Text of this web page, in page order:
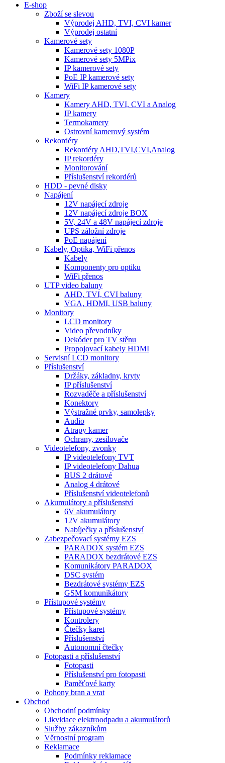
E-shop
Zboží se slevou
Výprodej AHD, TVI, CVI kamer
Výprodej ostatní
Kamerové sety
Kamerové sety 1080P
Kamerové sety 5MPix
IP kamerové sety
PoE IP kamerové sety
WiFi IP kamerové sety
Kamery
Kamery AHD, TVI, CVI a Analog
IP kamery
Termokamery
Ostrovní kamerový systém
Rekordéry
Rekordéry AHD,TVI,CVI,Analog
IP rekordéry
Monitorování
Příslušenství rekordérů
HDD - pevné disky
Napájení
12V napájecí zdroje
12V napájecí zdroje BOX
5V, 24V a 48V napájecí zdroje
UPS záložní zdroje
PoE napájení
Kabely, Optika, WiFi přenos
Kabely
Komponenty pro optiku
WiFi přenos
UTP video baluny
AHD, TVI, CVI baluny
VGA, HDMI, USB baluny
Monitory
LCD monitory
Video převodníky
Dekóder pro TV stěnu
Propojovací kabely HDMI
Servisní LCD monitory
Příslušenství
Držáky, základny, kryty
IP příslušenství
Rozvaděče a příslušenství
Konektory
Výstražné prvky, samolepky
Audio
Atrapy kamer
Ochrany, zesilovače
Videotelefony, zvonky
IP videotelefony TVT
IP videotelefony Dahua
BUS 2 drátové
Analog 4 drátové
Příslušenství videotelefonů
Akumulátory a příslušenství
6V akumulátory
12V akumulátory
Nabíječky a příslušenství
Zabezpečovací systémy EZS
PARADOX systém EZS
PARADOX bezdrátové EZS
Komunikátory PARADOX
DSC systém
Bezdrátové systémy EZS
GSM komunikátory
Přístupové systémy
Přístupové systémy
Kontrolery
Čtečky karet
Příslušenství
Autonomní čtečky
Fotopasti a příslušenství
Fotopasti
Příslušenství pro fotopasti
Paměťové karty
Pohony bran a vrat
Obchod
Obchodní podmínky
Likvidace elektroodpadu a akumulátorů
Služby zákazníkům
Věrnostní program
Reklamace
Podmínky reklamace